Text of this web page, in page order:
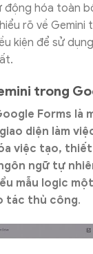
động hóa toàn
rõ về Gemini
kiện để sử
trong
Forms là
diện làm
việc tạo,
ngữ tự
mẫu logic
tác thủ công.